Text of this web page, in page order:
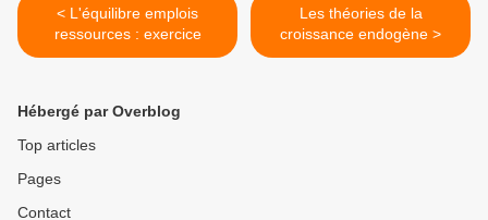
< L'équilibre emplois
ressources : exercice
Les théories de la
croissance endogène >
Hébergé par Overblog
Top articles
Pages
Contact